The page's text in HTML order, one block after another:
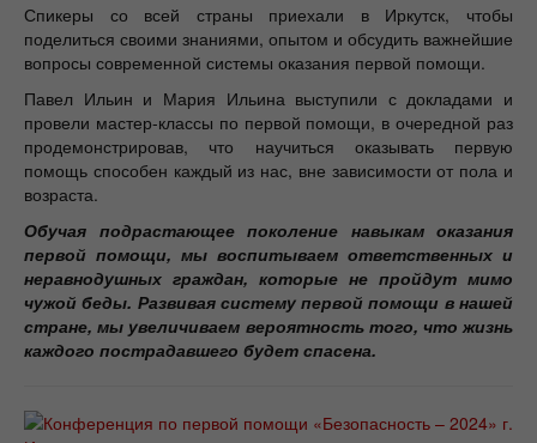
Спикеры со всей страны приехали в Иркутск, чтобы
поделиться своими знаниями, опытом и обсудить важнейшие
вопросы современной системы оказания первой помощи.
Павел Ильин и Мария Ильина выступили с докладами и
провели мастер-классы по первой помощи, в очередной раз
продемонстрировав, что научиться оказывать первую
помощь способен каждый из нас, вне зависимости от пола и
возраста.
Обучая подрастающее поколение навыкам оказания
первой помощи, мы воспитываем ответственных и
неравнодушных граждан, которые не пройдут мимо
чужой беды. Развивая систему первой помощи в нашей
стране, мы увеличиваем вероятность того, что жизнь
каждого пострадавшего будет спасена.